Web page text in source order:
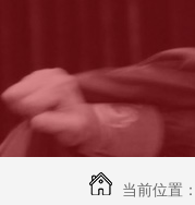
当前位置：